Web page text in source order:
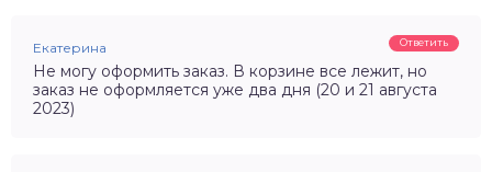
Екатерина Ответить
Не могу оформить заказ. В корзине все лежит, но
заказ не оформляется уже два дня (20 и 21 августа
2023)